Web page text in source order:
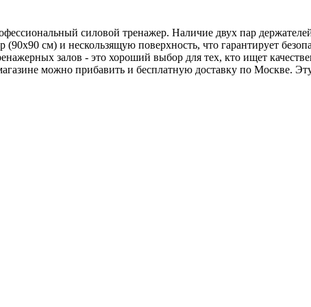
силовой тренажер. Наличие двух пар
см) и нескользящую поверхность, что гарантирует
залов - это хороший выбор для тех, кто ищет
можно прибавить и бесплатную доставку по Москве.